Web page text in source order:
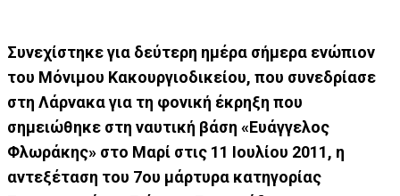
Συνεχίστηκε για δεύτερη ημέρα σήμερα ενώπιον
του Μόνιμου Κακουργιοδικείου, που συνεδρίασε
στη Λάρνακα για τη φονική έκρηξη που
σημειώθηκε στη ναυτική βάση «Ευάγγελος
Φλωράκης» στο Μαρί στις 11 Ιουλίου 2011, η
αντεξέταση του 7ου μάρτυρα κατηγορίας